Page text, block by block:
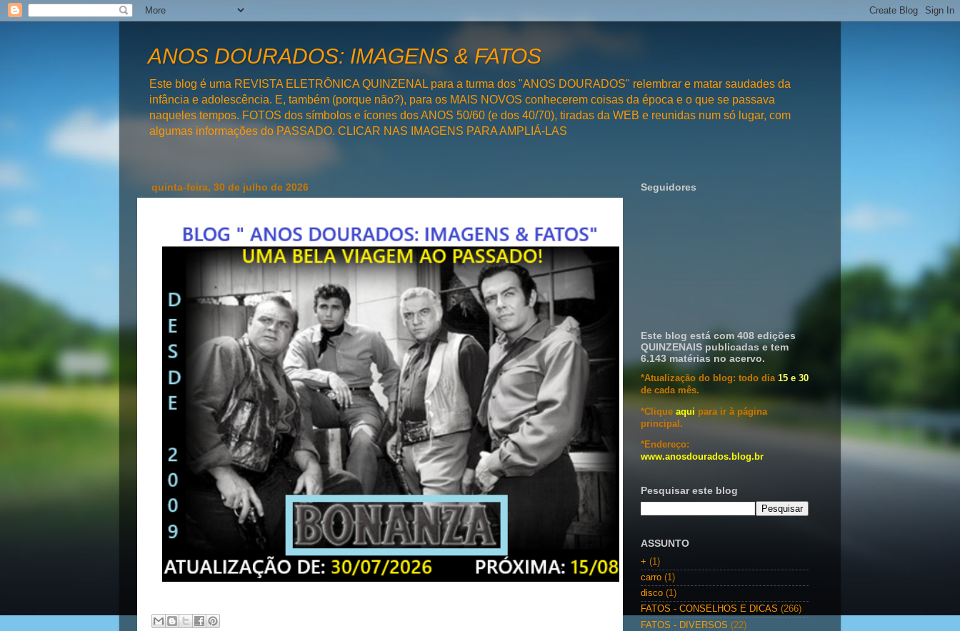
ANOS DOURADOS: IMAGENS & FATOS
Este blog é uma REVISTA ELETRÔNICA QUINZENAL para a turma dos "ANOS DOURADOS" relembrar e matar saudades da
infância e adolescência. E, também (porque não?), para os MAIS NOVOS conhecerem coisas da época e o que se passava
naqueles tempos. FOTOS dos símbolos e ícones dos ANOS 50/60 (e dos 40/70), tiradas da WEB e reunidas num só lugar, com
algumas informações do PASSADO. CLICAR NAS IMAGENS PARA AMPLIÁ-LAS
quinta-feira, 30 de julho de 2026 Seguidores
Este blog está com 408 edições
QUINZENAIS publicadas e tem
6.143 matérias no acervo.
*Atualização do blog: todo dia 15 e 30
de cada mês.
*Clique aqui para ir à página
principal.
*Endereço:
www.anosdourados.blog.br
Pesquisar este blog
ASSUNTO
+ (1)
carro (1)
disco (1)
FATOS - CONSELHOS E DICAS (266)
FATOS - DIVERSOS (22)